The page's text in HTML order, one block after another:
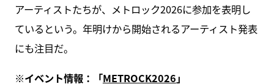
アーティストたちが、メトロック2026に参加を表明し
ているという。年明けから開始されるアーティスト発表
にも注目だ。
※イベント情報：「METROCK2026 」